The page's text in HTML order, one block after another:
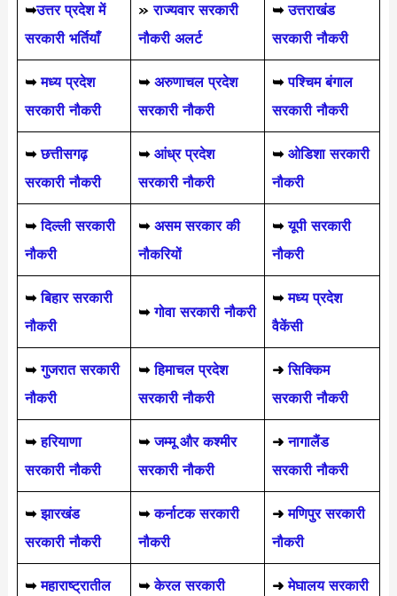
➥उत्तर प्रदेश में
सरकारी भर्तियाँ
»राज्यवार सरकारी
नौकरी अलर्ट
➥ उत्तराखंड
सरकारी नौकरी
➥ मध्य प्रदेश
सरकारी नौकरी
➥ अरुणाचल प्रदेश
सरकारी नौकरी
➥ पश्चिम बंगाल
सरकारी नौकरी
➥ छत्तीसगढ़
सरकारी नौकरी
➥ आंध्र प्रदेश
सरकारी नौकरी
➥ ओडिशा सरकारी
नौकरी
➥ दिल्ली सरकारी
नौकरी
➥ असम सरकार की
नौकरियों
➥ यूपी सरकारी
नौकरी
➥बिहार सरकारी
नौकरी
➥गोवा सरकारी नौकरी
➥ मध्य प्रदेश
वैकेंसी
➥ गुजरात सरकारी
नौकरी
➥हिमाचल प्रदेश
सरकारी नौकरी
➜ सिक्किम
सरकारी नौकरी
➥हरियाणा
सरकारी नौकरी
➥जम्मू और कश्मीर
सरकारी नौकरी
➜ नागालैंड
सरकारी नौकरी
➥ झारखंड
सरकारी नौकरी
➥ कर्नाटक सरकारी
नौकरी
➜ मणिपुर सरकारी
नौकरी
➥ महाराष्ट्रातील
➥ केरल सरकारी
➜ मेघालय सरकारी